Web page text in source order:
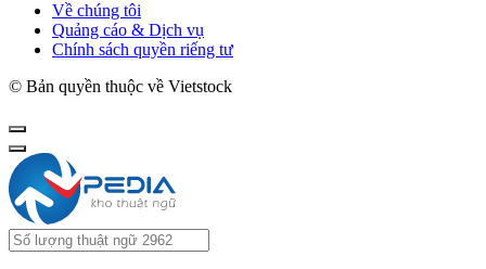
Về chúng tôi
Quảng cáo & Dịch vụ
Chính sách quyền riếng tư
© Bản quyền thuộc về Vietstock